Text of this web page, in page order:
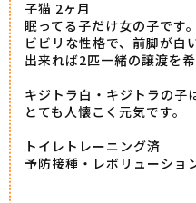
子猫 2ヶ月
眠ってる子だけ女の子です。
ビビリな性格で、前脚が白
出来れば2匹一緒の譲渡を希
キジトラ白・キジトラの子
とても人懐こく元気です。
トイレトレーニング済
予防接種・レボリューショ